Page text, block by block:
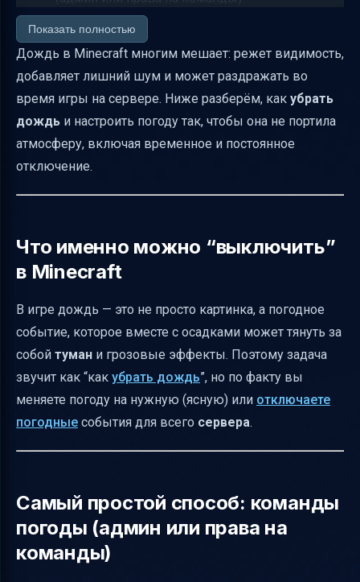
Временное отключение дождя: “на час”, “на
минуту”, “пока стройка не закончилась”
Полностью отключить дождь
(внутриигровое правило)
Погода “наоборот”: быстро переключить
дождь и ясность
плагины (если вы админ)
модов?
Практическая памятка: что выбрать в
Итог
Показать полностью
Дождь в Minecraft многим мешает: режет видимость,
добавляет лишний шум и может раздражать во
время игры на сервере. Ниже разберём, как убрать
дождь и настроить погоду так, чтобы она не портила
атмосферу, включая временное и постоянное
отключение.
Что именно можно “выключить”
в Minecraft
В игре дождь — это не просто картинка, а погодное
событие, которое вместе с осадками может тянуть за
собой туман и грозовые эффекты. Поэтому задача
звучит как “как убрать дождь”, но по факту вы
меняете погоду на нужную (ясную) или отключаете
погодные события для всего сервера.
Самый простой способ: команды
погоды (админ или права на
команды)